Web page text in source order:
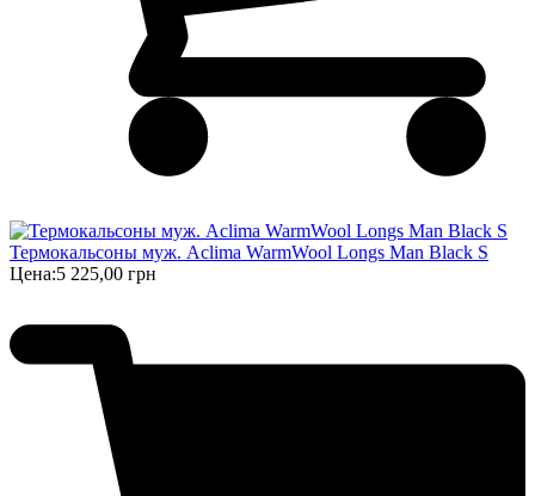
Термокальсоны муж. Aclima WarmWool Longs Man Black S
Цена:5 225,00 грн